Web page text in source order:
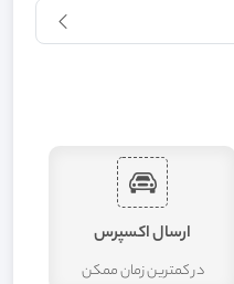
ارسال اکسپرس
در کمترين زمان ممکن